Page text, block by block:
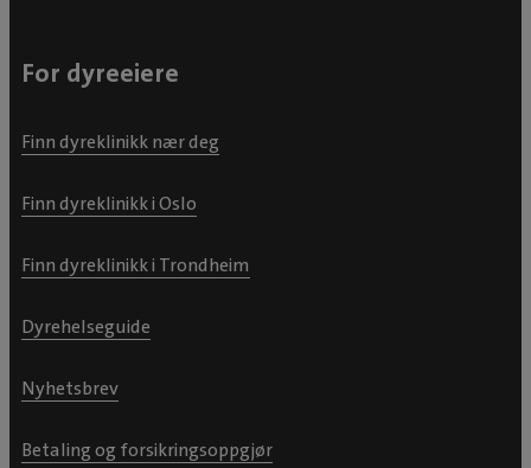
For dyreeiere
Finn dyreklinikk nær deg
Finn dyreklinikk i Oslo
Finn dyreklinikk i Trondheim
Dyrehelseguide
Nyhetsbrev
Betaling og forsikringsoppgjør